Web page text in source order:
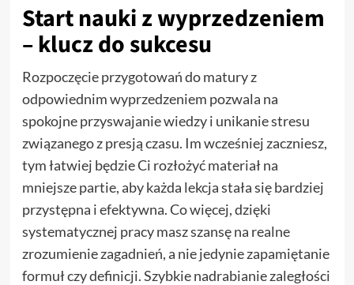
Start nauki z wyprzedzeniem
– klucz do sukcesu
Rozpoczęcie przygotowań do matury z
odpowiednim wyprzedzeniem pozwala na
spokojne przyswajanie wiedzy i unikanie stresu
związanego z presją czasu. Im wcześniej zaczniesz,
tym łatwiej będzie Ci rozłożyć materiał na
mniejsze partie, aby każda lekcja stała się bardziej
przystępna i efektywna. Co więcej, dzięki
systematycznej pracy masz szansę na realne
zrozumienie zagadnień, a nie jedynie zapamiętanie
formuł czy definicji. Szybkie nadrabianie zaległości